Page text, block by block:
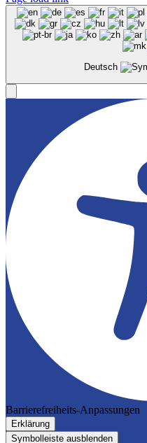
Deutsch
Barrierefreiheits-Anpassungen
Erklärung
Symbolleiste ausblenden